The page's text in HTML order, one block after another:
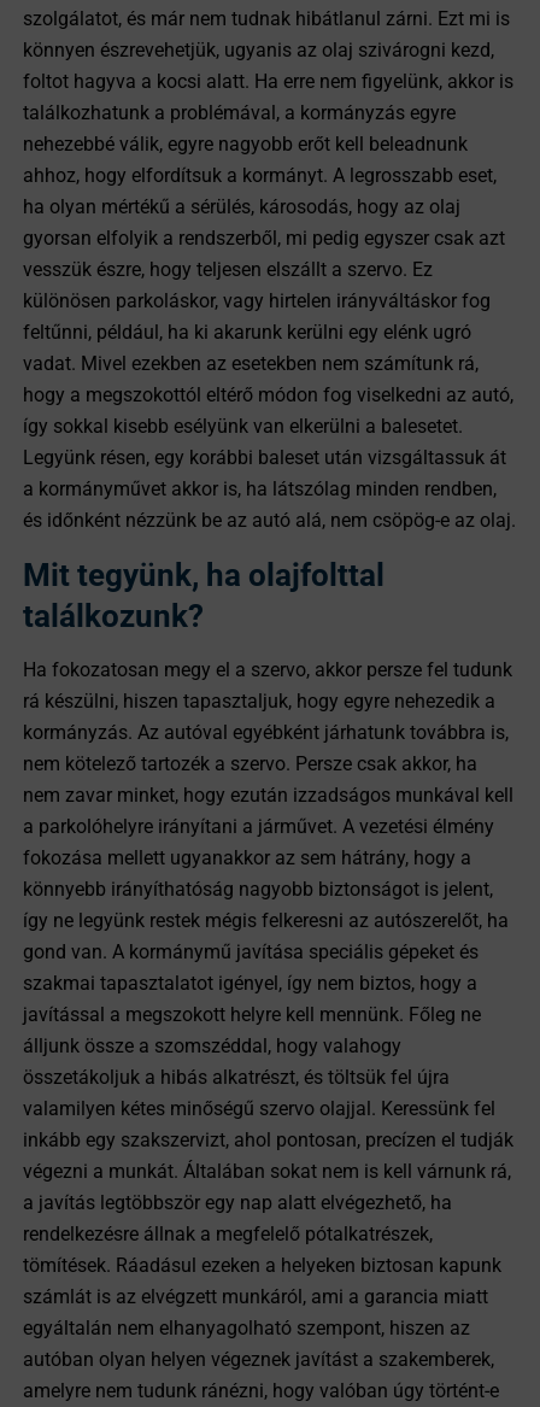
szolgálatot, és már nem tudnak hibátlanul zárni. Ezt mi is
könnyen észrevehetjük, ugyanis az olaj szivárogni kezd,
foltot hagyva a kocsi alatt. Ha erre nem figyelünk, akkor is
találkozhatunk a problémával, a kormányzás egyre
nehezebbé válik, egyre nagyobb erőt kell beleadnunk
ahhoz, hogy elfordítsuk a kormányt. A legrosszabb eset,
ha olyan mértékű a sérülés, károsodás, hogy az olaj
gyorsan elfolyik a rendszerből, mi pedig egyszer csak azt
vesszük észre, hogy teljesen elszállt a szervo. Ez
különösen parkoláskor, vagy hirtelen irányváltáskor fog
feltűnni, például, ha ki akarunk kerülni egy elénk ugró
vadat. Mivel ezekben az esetekben nem számítunk rá,
hogy a megszokottól eltérő módon fog viselkedni az autó,
így sokkal kisebb esélyünk van elkerülni a balesetet.
Legyünk résen, egy korábbi baleset után vizsgáltassuk át
a kormányművet akkor is, ha látszólag minden rendben,
és időnként nézzünk be az autó alá, nem csöpög-e az olaj.
Mit tegyünk, ha olajfolttal
találkozunk?
Ha fokozatosan megy el a szervo, akkor persze fel tudunk
rá készülni, hiszen tapasztaljuk, hogy egyre nehezedik a
kormányzás. Az autóval egyébként járhatunk továbbra is,
nem kötelező tartozék a szervo. Persze csak akkor, ha
nem zavar minket, hogy ezután izzadságos munkával kell
a parkolóhelyre irányítani a járművet. A vezetési élmény
fokozása mellett ugyanakkor az sem hátrány, hogy a
könnyebb irányíthatóság nagyobb biztonságot is jelent,
így ne legyünk restek mégis felkeresni az autószerelőt, ha
gond van. A kormánymű javítása speciális gépeket és
szakmai tapasztalatot igényel, így nem biztos, hogy a
javítással a megszokott helyre kell mennünk. Főleg ne
álljunk össze a szomszéddal, hogy valahogy
összetákoljuk a hibás alkatrészt, és töltsük fel újra
valamilyen kétes minőségű szervo olajjal. Keressünk fel
inkább egy szakszervizt, ahol pontosan, precízen el tudják
végezni a munkát. Általában sokat nem is kell várnunk rá,
a javítás legtöbbször egy nap alatt elvégezhető, ha
rendelkezésre állnak a megfelelő pótalkatrészek,
tömítések. Ráadásul ezeken a helyeken biztosan kapunk
számlát is az elvégzett munkáról, ami a garancia miatt
egyáltalán nem elhanyagolható szempont, hiszen az
autóban olyan helyen végeznek javítást a szakemberek,
amelyre nem tudunk ránézni, hogy valóban úgy történt-e